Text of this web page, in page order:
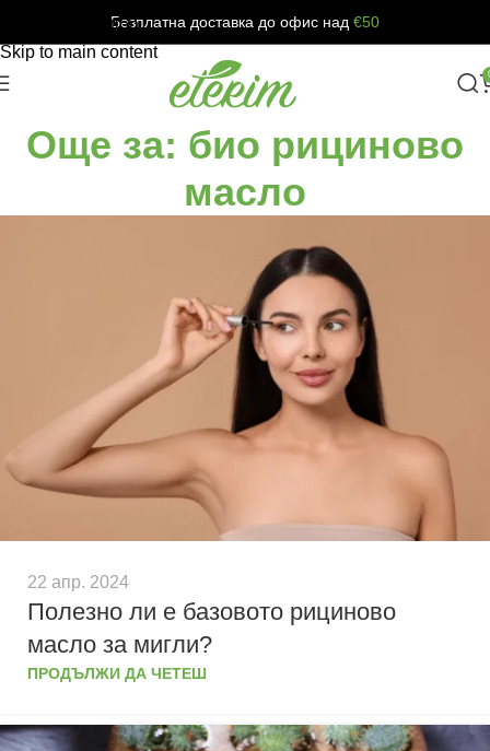
Skip to navigation
Skip to main content
Безплатна доставка до офис над €50
Още за: био рициново
масло
22 апр. 2024
Полезно ли е базовото рициново
масло за мигли?
ПРОДЪЛЖИ ДА ЧЕТЕШ